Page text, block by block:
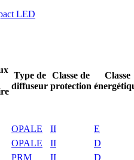
LED
Type de
diffuseur
Classe de
protection
Classe
OPALE II
E
OPALE II
D
PRM II
D